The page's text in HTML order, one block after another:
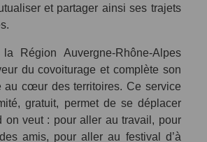
et partager ainsi ses trajets
la Région Auvergne-Rhône-Alpes
du covoiturage et complète son
au cœur des territoires. Ce service
gratuit, permet de se déplacer
on veut : pour aller au travail, pour
amis, pour aller au festival d’à